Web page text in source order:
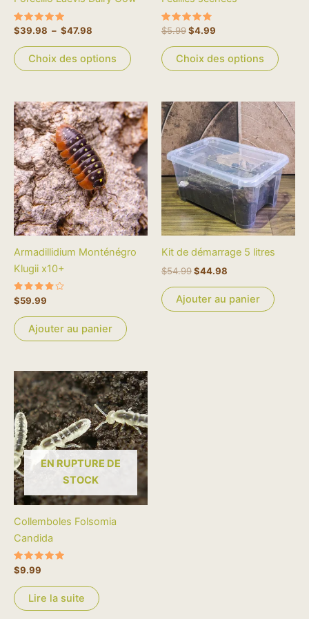
Note
5.00
sur 5
$39.98 – $47.98
Choix des options
choisies
page
Note
4.90
sur 5
$5.99$4.99
Choix des options
page
Armadillidium Monténégro
Klugii x10+
Note
4.00
sur 5
$59.99
Ajouter au panier
Kit de démarrage 5 litres
$54.99
Le
prix
initial
était :
$54.99.
$44.98
Le
prix
actuel
est :
$44.98.
Ajouter au panier
EN RUPTURE DE
STOCK
Collemboles Folsomia
Candida
Note
5.00
sur 5
$9.99
Lire la suite